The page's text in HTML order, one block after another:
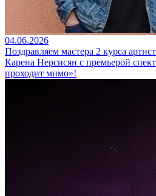
04.06.2026
Поздравляем мастера 2 курса
Карена Нерсисян с премьерой
проходит мимо»!